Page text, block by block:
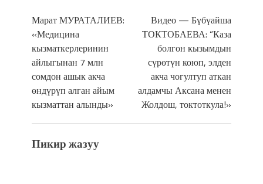
Марат МУРАТАЛИЕВ:
«Медицина
кызматкерлеринин
айлыгынан 7 млн
сомдон ашык акча
өндүрүп алган айым
кызматтан алынды»
Видео — Бүбүайша
ТОКТОБАЕВА: “Каза
болгон кызымдын
сүрөтүн коюп, элден
акча чогултуп аткан
алдамчы Аксана менен
Жолдош, токтоткула!»
Пикир жазуу